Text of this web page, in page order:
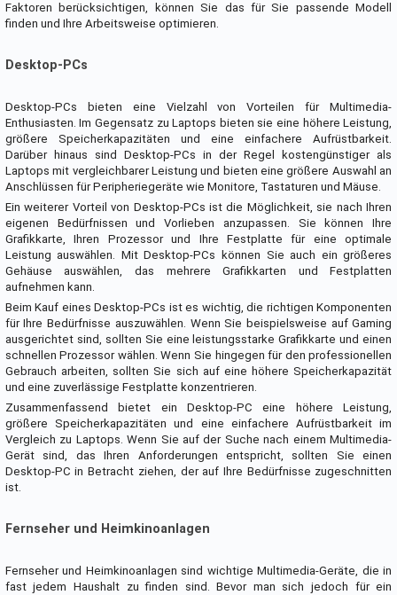
Faktoren berücksichtigen, können Sie das für Sie passende Modell
finden und Ihre Arbeitsweise optimieren.
Desktop-PCs
Desktop-PCs bieten eine Vielzahl von Vorteilen für Multimedia-
Enthusiasten. Im Gegensatz zu Laptops bieten sie eine höhere Leistung,
größere Speicherkapazitäten und eine einfachere Aufrüstbarkeit.
Darüber hinaus sind Desktop-PCs in der Regel kostengünstiger als
Laptops mit vergleichbarer Leistung und bieten eine größere Auswahl an
Anschlüssen für Peripheriegeräte wie Monitore, Tastaturen und Mäuse.
Ein weiterer Vorteil von Desktop-PCs ist die Möglichkeit, sie nach Ihren
eigenen Bedürfnissen und Vorlieben anzupassen. Sie können Ihre
Grafikkarte, Ihren Prozessor und Ihre Festplatte für eine optimale
Leistung auswählen. Mit Desktop-PCs können Sie auch ein größeres
Gehäuse auswählen, das mehrere Grafikkarten und Festplatten
aufnehmen kann.
Beim Kauf eines Desktop-PCs ist es wichtig, die richtigen Komponenten
für Ihre Bedürfnisse auszuwählen. Wenn Sie beispielsweise auf Gaming
ausgerichtet sind, sollten Sie eine leistungsstarke Grafikkarte und einen
schnellen Prozessor wählen. Wenn Sie hingegen für den professionellen
Gebrauch arbeiten, sollten Sie sich auf eine höhere Speicherkapazität
und eine zuverlässige Festplatte konzentrieren.
Zusammenfassend bietet ein Desktop-PC eine höhere Leistung,
größere Speicherkapazitäten und eine einfachere Aufrüstbarkeit im
Vergleich zu Laptops. Wenn Sie auf der Suche nach einem Multimedia-
Gerät sind, das Ihren Anforderungen entspricht, sollten Sie einen
Desktop-PC in Betracht ziehen, der auf Ihre Bedürfnisse zugeschnitten
ist.
Fernseher und Heimkinoanlagen
Fernseher und Heimkinoanlagen sind wichtige Multimedia-Geräte, die in
fast jedem Haushalt zu finden sind. Bevor man sich jedoch für ein